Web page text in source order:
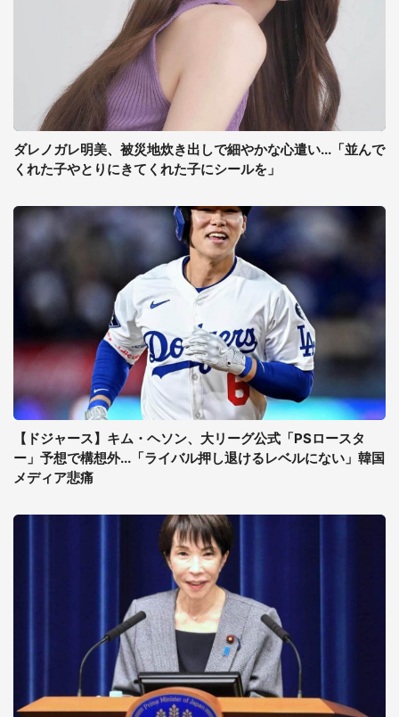
ダレノガレ明美、被災地炊き出しで細やかな心遣い...「並んで
くれた子やとりにきてくれた子にシールを」
【ドジャース】キム・ヘソン、大リーグ公式「PSロースタ
ー」予想で構想外...「ライバル押し退けるレベルにない」韓国
メディア悲痛